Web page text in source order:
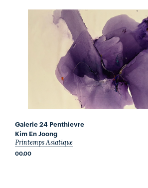
Galerie 24 Penthievre
Kim En Joong
Printemps Asiatique
00.00